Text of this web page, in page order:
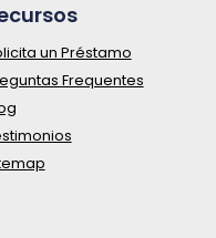
un Préstamo
Frequentes